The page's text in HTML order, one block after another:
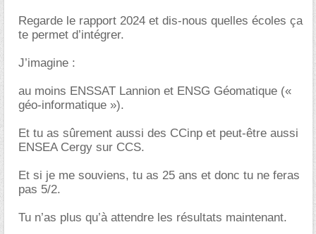
Regarde le rapport 2024 et dis-nous quelles écoles ça
te permet d’intégrer.
J’imagine :
au moins ENSSAT Lannion et ENSG Géomatique («
géo-informatique »).
Et tu as sûrement aussi des CCinp et peut-être aussi
ENSEA Cergy sur CCS.
Et si je me souviens, tu as 25 ans et donc tu ne feras
pas 5/2.
Tu n’as plus qu’à attendre les résultats maintenant.